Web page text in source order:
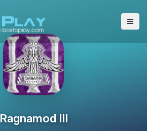
Ragnamod III